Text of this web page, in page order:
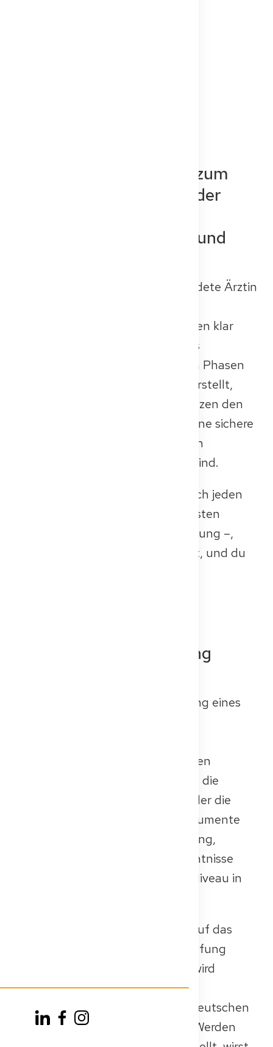
Von der Bewerbung bis zum
Abschluss: Die Schritte der
ausländische Ärztinnen und
Bevor du als im Ausland ausgebildete Ärztin
praktizieren kannst, musst du einen klar
definierten Anerkennungsprozess
durchlaufen. Eine der wichtigsten Phasen
ist die Kenntnisprüfung, die sicherstellt,
dass deine beruflichen Kompetenzen den
Standards entsprechen, die für eine sichere
und effektive Arbeit im deutschen
Gesundheitssystem erforderlich sind.
Im Folgenden führen wir dich durch jeden
wesentlichen Schritt – von der ersten
Bewerbung bis zur Abschlussprüfung –,
damit du weißt, was dich erwartet, und du
Gleichwertigkeitsprüfung
Der erste Schritt ist die Einreichung eines
Qualifikationen bei der zuständigen
Approbationsbehörde – dies kann die
Landes- oder Bezirksregierung oder die
Ärztekammer sein. Du musst Dokumente
über deine medizinische Ausbildung,
Berufserfahrung und Sprachkenntnisse
(typischerweise mindestens B2-Niveau in
Nach der Einreichung musst du auf das
Ergebnis der Gleichwertigkeitsprüfung
warten. Die zuständige Behörde wird
bewerten, ob deine ausländische
medizinische Ausbildung einem deutschen
Medizinstudium gleichwertig ist. Werden